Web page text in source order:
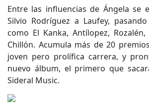
Entre las influencias de Ángela se
Silvio Rodríguez a Laufey,
como El Kanka, Antílopez,
Chillón. Acumula más de 20
joven pero prolífica carrera, y
nuevo álbum, el primero que
Sideral Music.